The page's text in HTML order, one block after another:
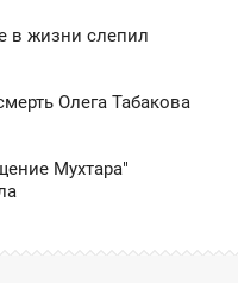
в жизни слепил
Олега Табакова
Мухтара"